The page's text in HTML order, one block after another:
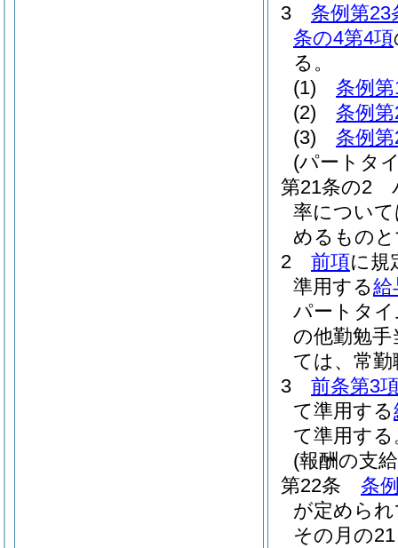
3
条例第23
条の4第4項
る。
(1)
条例
(2)
条例
(3)
条例
(パートタ
第21条の2
率につい
めるもの
2
前項に規
準用する給
パートタ
の他勤勉
ては、常
3
前条第3
て準用する
て準用する
(報酬の支
第22条
条
が定めら
その月の